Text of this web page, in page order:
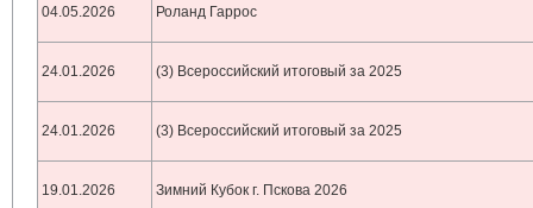
04.05.2026 Роланд Гаррос
24.01.2026 (3) Всероссийский итоговый за 2025
24.01.2026 (3) Всероссийский итоговый за 2025
19.01.2026 Зимний Кубок г. Пскова 2026